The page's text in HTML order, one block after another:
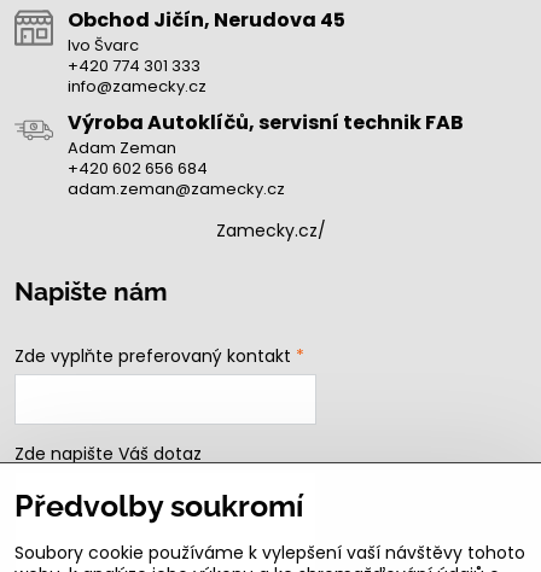
Obchod Jičín, Nerudova 45
Ivo Švarc
+420 774 301 333
info@zamecky.cz
Výroba Autoklíčů, servisní technik FAB
Adam Zeman
+420 602 656 684
adam.zeman@zamecky.cz
Zamecky.cz/
Napište nám
Zde vyplňte preferovaný kontakt *
Zde napište Váš dotaz
Předvolby soukromí
Soubory cookie používáme k vylepšení vaší návštěvy tohoto